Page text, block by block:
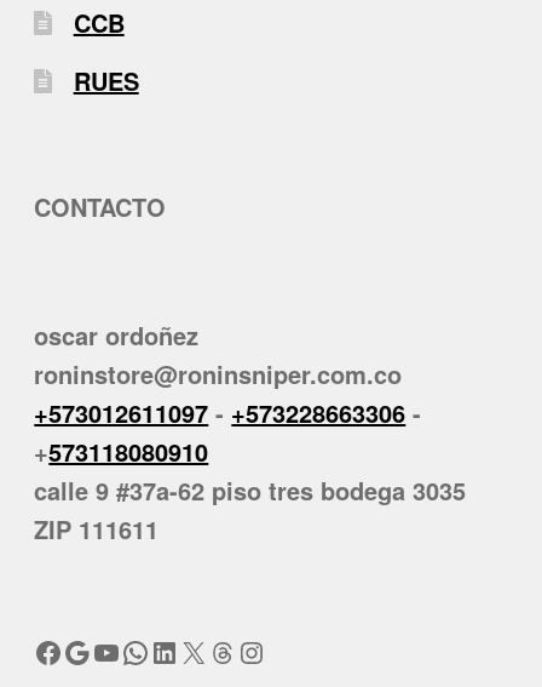
CCB
RUES
CONTACTO
oscar ordoñez
roninstore@roninsniper.com.co
+573012611097 - +573228663306 -
+573118080910
calle 9 #37a-62 piso tres bodega 3035
ZIP 111611
Facebook
Google
YouTube
WhatsApp
LinkedIn
X Threads
Instagram